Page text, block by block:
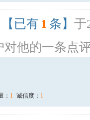
【已有 1 条】 于
对他的一条点
： 1 诚信度： 1